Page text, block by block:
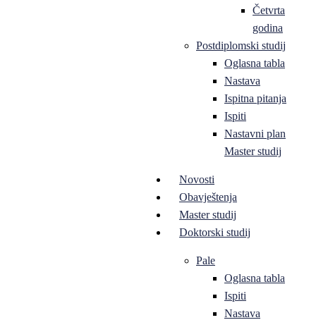
Četvrta
godina
Postdiplomski studij
Oglasna tabla
Nastava
Ispitna pitanja
Ispiti
Nastavni plan
Master studij
Novosti
Obavještenja
Master studij
Doktorski studij
Pale
Oglasna tabla
Ispiti
Nastava